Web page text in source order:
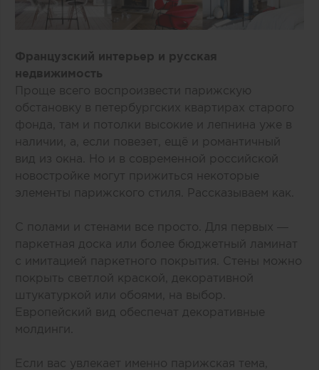
Французский интерьер и русская
недвижимость
Проще всего воспроизвести парижскую
обстановку в петербургских квартирах старого
фонда, там и потолки высокие и лепнина уже в
наличии, а, если повезет, ещё и романтичный
вид из окна. Но и в современной российской
новостройке могут прижиться некоторые
элементы парижского стиля. Рассказываем как.
С полами и стенами все просто. Для первых —
паркетная доска или более бюджетный ламинат
с имитацией паркетного покрытия. Стены можно
покрыть светлой краской, декоративной
штукатуркой или обоями, на выбор.
Европейский вид обеспечат декоративные
молдинги.
Если вас увлекает именно парижская тема,